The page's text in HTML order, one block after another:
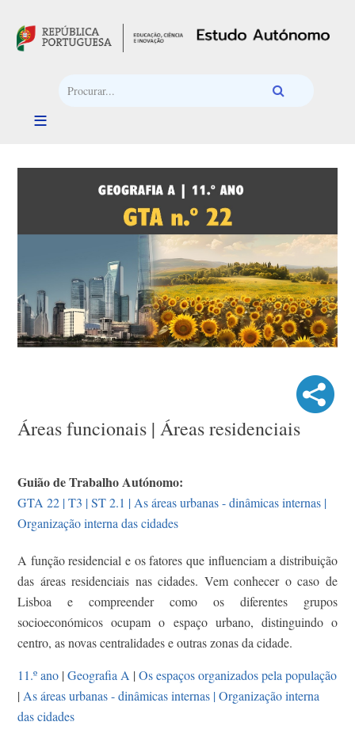
Áreas funcionais | Áreas residenciais
Guião de Trabalho Autónomo:
GTA 22 | T3 | ST 2.1 | As áreas urbanas - dinâmicas internas |
Organização interna das cidades
A função residencial e os fatores que influenciam a distribuição
das áreas residenciais nas cidades. Vem conhecer o caso de
Lisboa e compreender como os diferentes grupos
socioeconómicos ocupam o espaço urbano, distinguindo o
centro, as novas centralidades e outras zonas da cidade.
11.º ano |Geografia A |Os espaços organizados pela população
|As áreas urbanas - dinâmicas internas | Organização interna
das cidades